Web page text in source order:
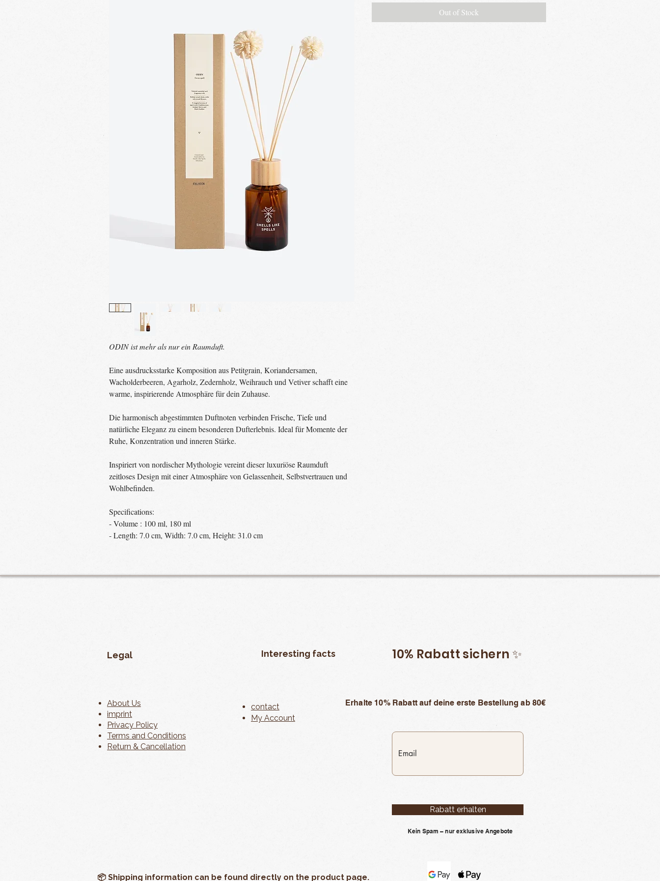
ODIN ist mehr als nur ein Raumduft.
Eine ausdrucksstarke Komposition aus Petitgrain, Koriandersamen,
Wacholderbeeren, Agarholz, Zedernholz, Weihrauch und Vetiver schafft eine
warme, inspirierende Atmosphäre für dein Zuhause.
Die harmonisch abgestimmten Duftnoten verbinden Frische, Tiefe und
natürliche Eleganz zu einem besonderen Dufterlebnis. Ideal für Momente der
Ruhe, Konzentration und inneren Stärke.
Inspiriert von nordischer Mythologie vereint dieser luxuriöse Raumduft
zeitloses Design mit einer Atmosphäre von Gelassenheit, Selbstvertrauen und
Wohlbefinden.
Specifications:
- Volume : 100 ml, 180 ml
- Length: 7.0 cm, Width: 7.0 cm, Height: 31.0 cm
Out of Stock
Legal Interesting facts 10% Rabatt sichern ✨
About Us
imprint
Privacy Policy
Terms and Conditions
Return & Cancellation
Erhalte 10% Rabatt auf deine erste Bestellung ab 80€
contact
My Account
Rabatt erhalten
Kein Spam – nur exklusive Angebote
📦 Shipping information can be found directly on the product page.